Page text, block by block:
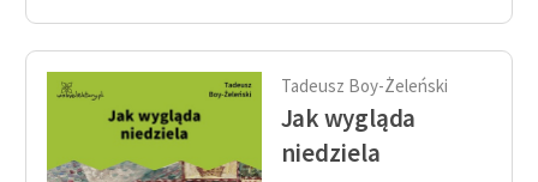
Feministyczne inspiracje.
skandynawskiej literatury
feministycznej
Ręce pełne poezji
Tadeusz Boy-Żeleński
Jak wygląda
niedziela